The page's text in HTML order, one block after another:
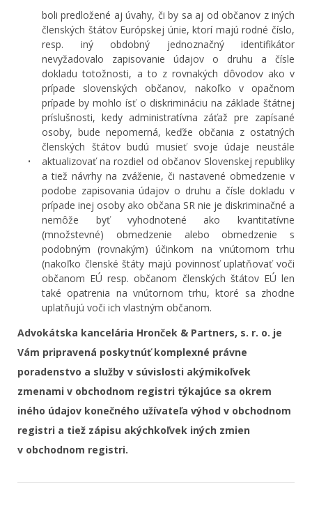
boli predložené aj úvahy, či by sa aj od občanov z iných
členských štátov Európskej únie, ktorí majú rodné číslo,
resp. iný obdobný jednoznačný identifikátor
nevyžadovalo zapisovanie údajov o druhu a čísle
dokladu totožnosti, a to z rovnakých dôvodov ako v
prípade slovenských občanov, nakoľko v opačnom
prípade by mohlo ísť o diskrimináciu na základe štátnej
príslušnosti, kedy administratívna záťaž pre zapísané
osoby, bude nepomerná, keďže občania z ostatných
členských štátov budú musieť svoje údaje neustále
aktualizovať na rozdiel od občanov Slovenskej republiky
a tiež návrhy na zváženie, či nastavené obmedzenie v
podobe zapisovania údajov o druhu a čísle dokladu v
prípade inej osoby ako občana SR nie je diskriminačné a
nemôže byť vyhodnotené ako kvantitatívne
(množstevné) obmedzenie alebo obmedzenie s
podobným (rovnakým) účinkom na vnútornom trhu
(nakoľko členské štáty majú povinnosť uplatňovať voči
občanom EÚ resp. občanom členských štátov EÚ len
také opatrenia na vnútornom trhu, ktoré sa zhodne
uplatňujú voči ich vlastným občanom.
Advokátska kancelária Hronček & Partners, s. r. o. je
Vám pripravená poskytnúť komplexné právne
poradenstvo a služby v súvislosti akýmikoľvek
zmenami v obchodnom registri týkajúce sa okrem
iného údajov konečného užívateľa výhod v obchodnom
registri a tiež zápisu akýchkoľvek iných zmien
v obchodnom registri.